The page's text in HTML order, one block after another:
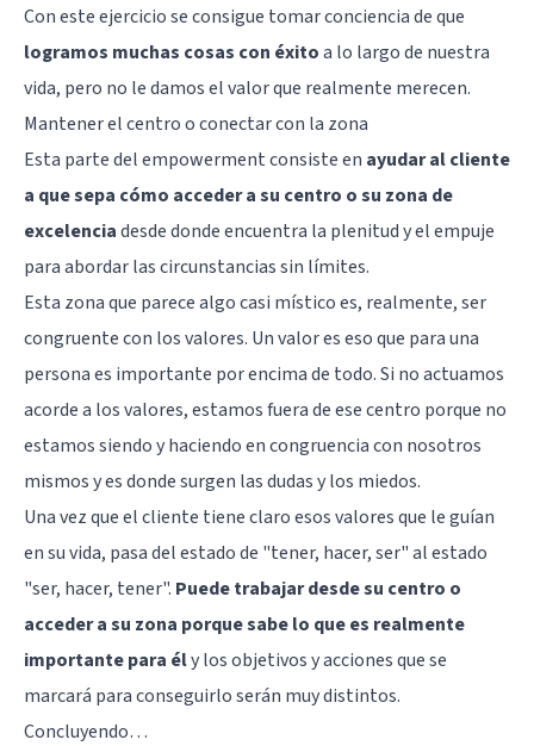
Con este ejercicio se consigue tomar conciencia de que
logramos muchas cosas con éxitoa lo largo de nuestra
vida, pero no le damos el valor que realmente merecen.
Mantener el centro o conectar con la zona
Esta parte del empowerment consiste en ayudar al cliente
a que sepa cómo acceder a su centro o su zona de
excelenciadesde donde encuentra la plenitud y el empuje
para abordar las circunstancias sin límites.
Esta zona que parece algo casi místico es, realmente, ser
congruente con los valores. Un valor es eso que para una
persona es importante por encima de todo. Si no actuamos
acorde a los valores, estamos fuera de ese centro porque no
estamos siendo y haciendo en congruencia con nosotros
mismos y es donde surgen las dudas y los miedos.
Una vez que el cliente tiene claro esos valores que le guían
en su vida, pasa del estado de "tener, hacer, ser" al estado
"ser, hacer, tener". Puede trabajar desde su centro o
acceder a su zona porque sabe lo que es realmente
importante para ély los objetivos y acciones que se
marcará para conseguirlo serán muy distintos.
Concluyendo…